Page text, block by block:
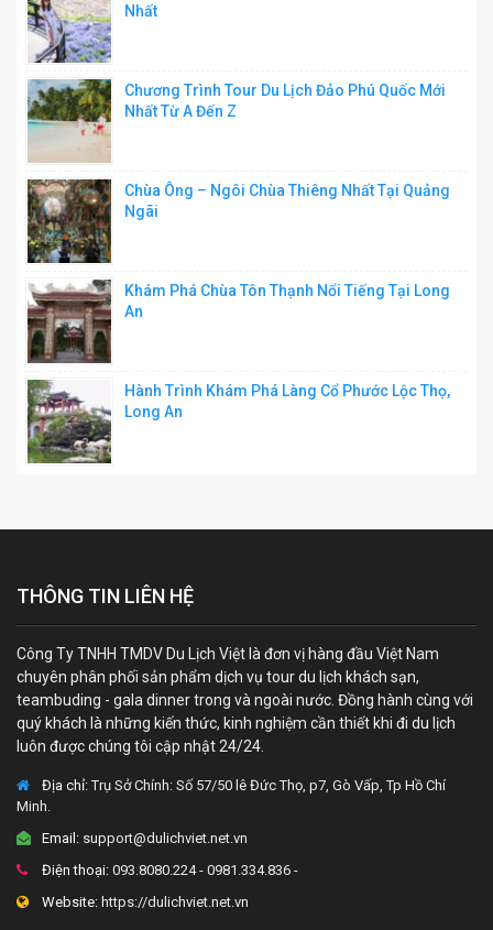
Nhất
Chương Trình Tour Du Lịch Đảo Phú Quốc Mới
Nhất Từ A Đến Z
Chùa Ông – Ngôi Chùa Thiêng Nhất Tại Quảng
Ngãi
Khám Phá Chùa Tôn Thạnh Nổi Tiếng Tại Long
An
Hành Trình Khám Phá Làng Cổ Phước Lộc Thọ,
Long An
THÔNG TIN LIÊN HỆ
Công Ty TNHH TMDV Du Lịch Việt là đơn vị hàng đầu Việt Nam
chuyên phân phối sản phẩm dịch vụ tour du lịch khách sạn,
teambuding - gala dinner trong và ngoài nước. Đồng hành cùng với
quý khách là những kiến thức, kinh nghiệm cần thiết khi đi du lịch
luôn được chúng tôi cập nhật 24/24.
Địa chỉ:Trụ Sở Chính: Số 57/50 lê Đức Thọ, p7, Gò Vấp, Tp Hồ Chí
Minh.
Email: support@dulichviet.net.vn
Điện thoại: 093.8080.224 - 0981.334.836 -
Website: https://dulichviet.net.vn